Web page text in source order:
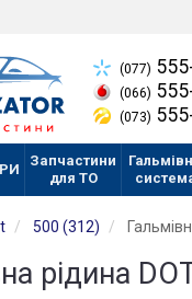
(077)
(066)
(073)
Запчастини
для ТО
500 (312)
рідина